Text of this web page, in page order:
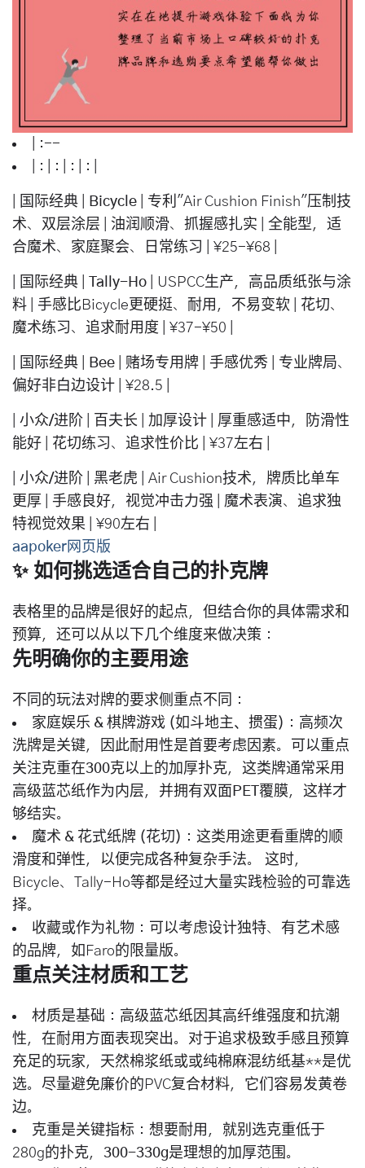
| :--
| : | : | : | : |
国际经典 Bicycle | 专利"Air Cushion Finish"压制技
术、双层涂层 | 油润顺滑、抓握感扎实 | 全能型，适
合魔术、家庭聚会、日常练习 | ¥25-¥68 |
国际经典 Tally-Ho | USPCC生产，高品质纸张与涂
料 | 手感比Bicycle更硬挺、耐用，不易变软 | 花切、
魔术练习、追求耐用度 | ¥37-¥50 |
国际经典 Bee | 赌场专用牌 | 手感优秀 | 专业牌局、
偏好非白边设计 | ¥28.5 |
小众/进阶 百夫长 | 加厚设计 | 厚重感适中，防滑性
能好 | 花切练习、追求性价比 | ¥37左右 |
小众/进阶 黑老虎 | Air Cushion技术，牌质比单车
更厚 | 手感良好，视觉冲击力强 | 魔术表演、追求独
特视觉效果 | ¥90左右 |
aapoker网页版
✨ 如何挑选适合自己的扑克牌
表格里的品牌是很好的起点，但结合你的具体需求和
预算，还可以从以下几个维度来做决策：
先明确你的主要用途
不同的玩法对牌的要求侧重点不同：
家庭娱乐 & 棋牌游戏 (如斗地主、掼蛋) ：高频次
洗牌是关键，因此耐用性是首要考虑因素。可以重点
关注克重在300克以上的加厚扑克，这类牌通常采用
高级蓝芯纸作为内层，并拥有 双面PET覆膜，这样才
够结实。
魔术 & 花式纸牌 (花切) ：这类用途更看重牌的顺
滑度和 弹性，以便完成各种复杂手法。 这时，
Bicycle、Tally-Ho等都是经过大量实践检验的可靠选
择。
收藏或作为礼物 ：可以考虑设计独特、有艺术感
的品牌，如Faro的限量版。
重点关注材质和工艺
材质是基础 ： 高级蓝芯纸因其高纤维强度和抗潮
性，在耐用方面表现突出。对于追求极致手感且预算
充足的玩家， 天然棉浆纸或或纯棉麻混纺纸基**是优
选。尽量避免廉价的PVC复合材料，它们容易发黄卷
边。
克重是关键指标 ：想要耐用，就别选克重低于
280g的扑克， 300-330g是理想的加厚范围。